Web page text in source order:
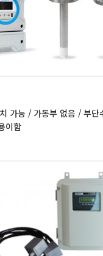
가능 / 가동부 없음 / 부단
이함